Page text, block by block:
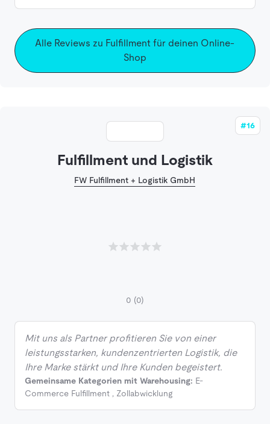
Alle Reviews zu Fulfillment für deinen Online-
Shop
#16
Fulfillment und Logistik
FW Fulfillment + Logistik GmbH
0 (0)
Mit uns als Partner profitieren Sie von einer
leistungsstarken, kundenzentrierten Logistik, die
Ihre Marke stärkt und Ihre Kunden begeistert.
Gemeinsame Kategorien mit Warehousing: E-
Commerce Fulfillment , Zollabwicklung